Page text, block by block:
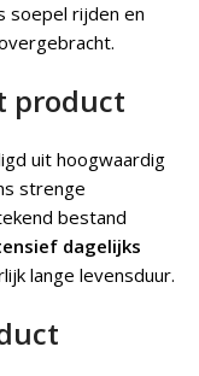
soepel rijden en
product
uit hoogwaardig
strenge
bestand
dagelijks
lange levensduur.